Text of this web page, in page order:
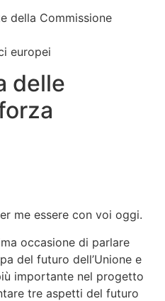
della Commissione
europei
delle
me essere con voi oggi.
occasione di parlare
del futuro dell’Unione e
importante nel progetto
tre aspetti del futuro